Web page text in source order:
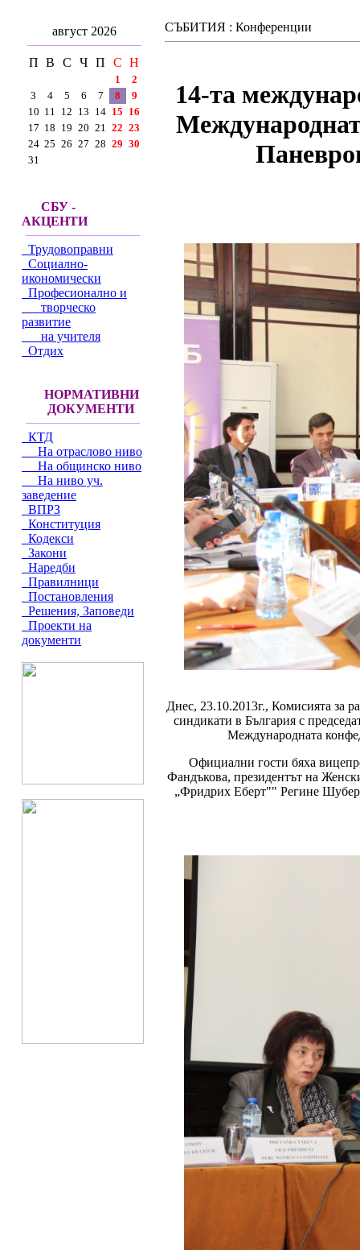
август 2026
П В С Ч П С Н
1
2
3
4 5 6 7 8
9
10 11 12 13 14 15 16
17 18 19 20 21 22 23
24 25 26 27 28 29 30
31
СБУ -
АКЦЕНТИ
Трудовоправни
Социално-
икономически
Професионално и
творческо
развитие
на учителя
Отдих
НОРМАТИВНИ
ДОКУМЕНТИ
КТД
На отраслово ниво
На общинско ниво
На ниво уч.
заведение
ВПРЗ
Конституция
Кодекси
Закони
Наредби
Правилници
Постановления
Решения, Заповеди
Проекти на
документи
СЪБИТИЯ : Конференции
14-та
Днес, 23.10.2013г., Комисията за
синдикати в България с
Международната
Официални гости бяха
Фандъкова, президентът на
„Фридрих Еберт"" Регине